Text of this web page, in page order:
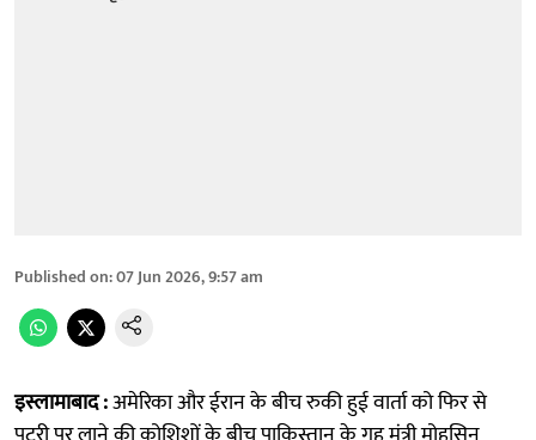
Published on:07 Jun 2026, 9:57 am
इस्लामाबाद :अमेरिका और ईरान के बीच रुकी हुई वार्ता को फिर से